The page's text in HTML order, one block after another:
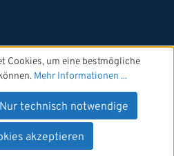
Cookies, um eine bestmögliche
Mehr Informationen ...
Nur technisch notwendige
akzeptieren